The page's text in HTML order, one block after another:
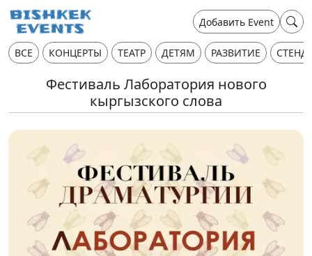
Добавить Event
ВСЕ КОНЦЕРТЫ ТЕАТР ДЕТЯМ РАЗВИТИЕ
Фестиваль Лаборатория нового
кыргызского слова